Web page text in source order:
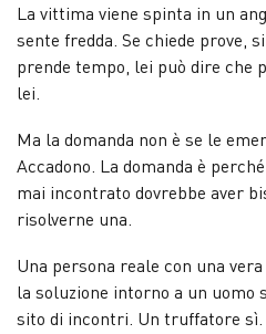
La vittima viene spinta in un
sente fredda. Se chiede prove,
prende tempo, lei può dire che
lei.
Ma la domanda non è se le
Accadono. La domanda è
mai incontrato dovrebbe aver
risolverne una.
Una persona reale con una
la soluzione intorno a un uomo
sito di incontri. Un truffatore sì.